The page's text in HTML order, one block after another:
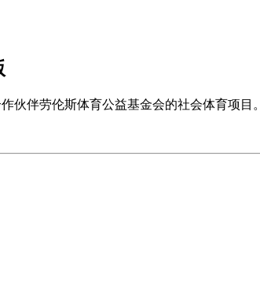
伙伴劳伦斯体育公益基金会的社会体育项目。